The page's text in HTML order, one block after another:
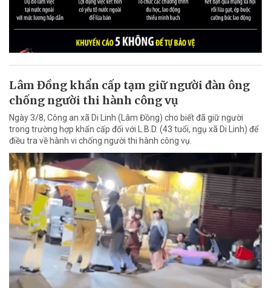
Lâm Đồng khẩn cấp tạm giữ người đàn ông
chống người thi hành công vụ
Ngày 3/8, Công an xã Di Linh (Lâm Đồng) cho biết đã giữ người
trong trường hợp khẩn cấp đối với L.B.D. (43 tuổi, ngụ xã Di Linh) để
điều tra về hành vi chống người thi hành công vụ.